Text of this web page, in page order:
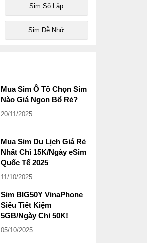
Sim Số Lặp
Sim Dễ Nhớ
Mua Sim Ô Tô Chọn Sim
Nào Giá Ngon Bổ Rẻ?
20/11/2025
Mua Sim Du Lịch Giá Rẻ
Nhất Chỉ 15K/Ngày eSim
Quốc Tế 2025
11/10/2025
Sim BIG50Y VinaPhone
Siêu Tiết Kiệm
5GB/Ngày Chỉ 50K!
05/10/2025